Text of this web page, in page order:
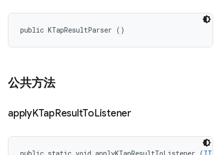
public KTapResultParser ()
公共方法
applyKTapResultToListener